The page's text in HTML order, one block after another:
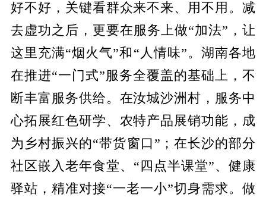
好不好，关键看群众来不来、用不用。减
去虚功之后，更要在服务上做“加法”，让
这里充满“烟火气”和“人情味”。湖南各地
在推进“一门式”服务全覆盖的基础上，不
断丰富服务供给。在汝城沙洲村，服务中
心拓展红色研学、农特产品展销功能，成
为乡村振兴的“带货窗口”；在长沙的部分
社区嵌入老年食堂、“四点半课堂”、健康
驿站，精准对接“一老一小”切身需求。做